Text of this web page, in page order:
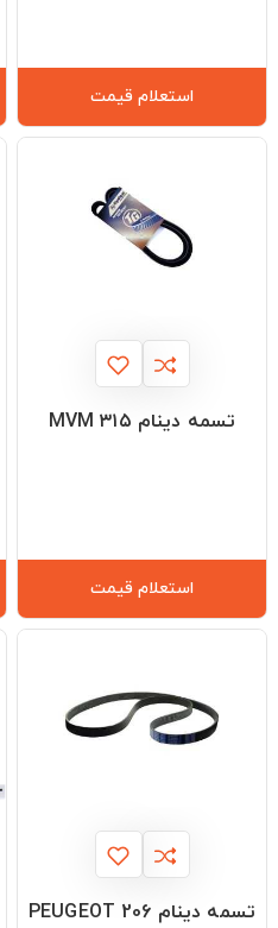
استعلام قیمت
تسمه دینام MVM ۳۱۵
استعلام قیمت
تسمه دینام PEUGEOT 206